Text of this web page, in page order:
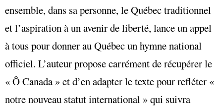
ensemble, dans sa personne, le Québec traditionnel
et l’aspiration à un avenir de liberté, lance un appel
à tous pour donner au Québec un hymne national
officiel. L’auteur propose carrément de récupérer le
« Ô Canada » et d’en adapter le texte pour refléter «
notre nouveau statut international » qui suivra